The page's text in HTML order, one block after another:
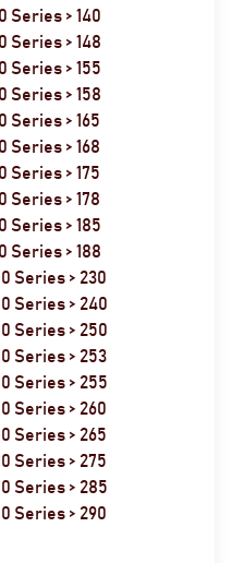
Series > 140
Series > 148
Series > 155
Series > 158
Series > 165
Series > 168
Series > 175
Series > 178
Series > 185
Series > 188
Series > 230
Series > 240
Series > 250
Series > 253
Series > 255
Series > 260
Series > 265
Series > 275
Series > 285
Series > 290